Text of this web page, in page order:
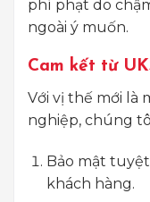
phí phạt do
ngoài ý muốn.
Cam kết từ
Với vị thế mới là
nghiệp, chúng
Bảo mật
khách hàng.